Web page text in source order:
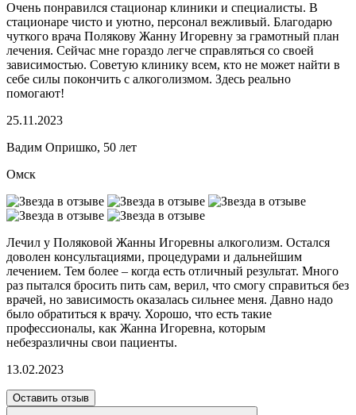
Очень понравился стационар клиники и специалисты. В
стационаре чисто и уютно, персонал вежливый. Благодарю
чуткого врача Полякову Жанну Игоревну за грамотный план
лечения. Сейчас мне гораздо легче справляться со своей
зависимостью. Советую клинику всем, кто не может найти в
себе силы покончить с алкоголизмом. Здесь реально
помогают!
25.11.2023
Вадим Опришко, 50 лет
Омск
Лечил у Поляковой Жанны Игоревны алкоголизм. Остался
доволен консультациями, процедурами и дальнейшим
лечением. Тем более – когда есть отличный результат. Много
раз пытался бросить пить сам, верил, что смогу справиться без
врачей, но зависимость оказалась сильнее меня. Давно надо
было обратиться к врачу. Хорошо, что есть такие
профессионалы, как Жанна Игоревна, которым
небезразличны свои пациенты.
13.02.2023
Оставить отзыв